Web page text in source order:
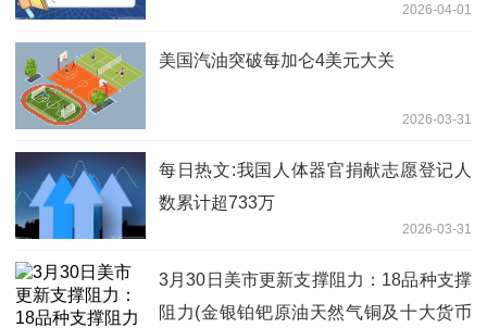
2026-04-01
美国汽油突破每加仑4美元大关
2026-03-31
每日热文:我国人体器官捐献志愿登记人
数累计超733万
2026-03-31
3月30日美市更新支撑阻力：18品种支撑
阻力(金银铂钯原油天然气铜及十大货币